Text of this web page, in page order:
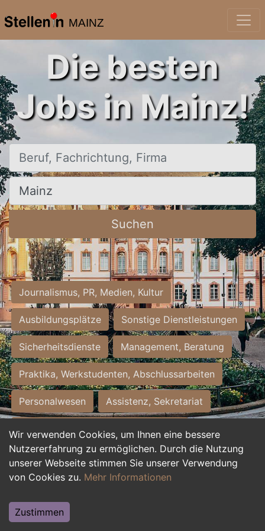
MAINZ
Wir verwenden Cookies, um Ihnen eine bessere
Nutzererfahrung zu ermöglichen. Durch die Nutzung
unserer Webseite stimmen Sie unserer Verwendung
von Cookies zu. Mehr Informationen
Zustimmen
Die besten
Jobs in Mainz!
Beruf, Fachrichtung, Firma
Ort, Stadt
Suchen
Journalismus, PR, Medien, Kultur
Ausbildungsplätze Sonstige Dienstleistungen
Sicherheitsdienste Management, Beratung
Praktika, Werkstudenten, Abschlussarbeiten
Personalwesen Assistenz, Sekretariat
Hilfskräfte, Aushilfs- und Nebenjobs
Einkauf, Logistik, Materialwirtschaft
Weiterbildung, Studium, duale Ausbildung
Tourismus